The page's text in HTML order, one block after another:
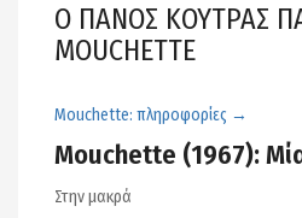
Ο ΠΑΝΟΣ ΚΟΥΤΡΑΣ
MOUCHETTE
Mouchette: πληροφορίες →
Mouchette (1967):
Στην μακρά